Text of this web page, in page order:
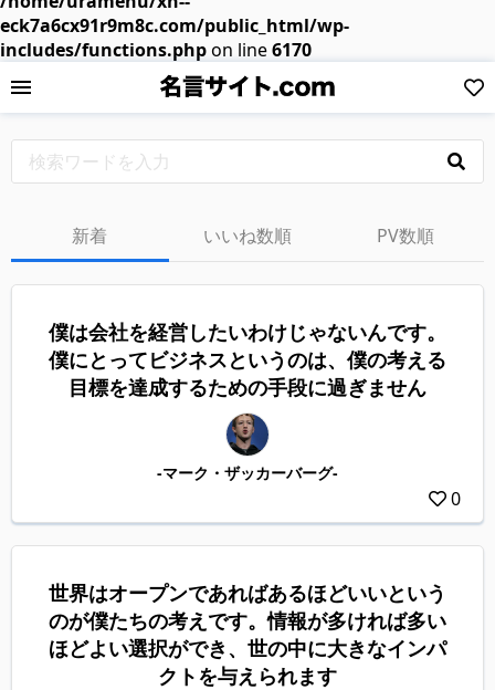
eck7a6cx91r9m8c.com/public_html/wp-
includes/functions.phpon line6170
新着 いいね数順 PV数順
0
僕は会社を経営したいわけじゃないんです。
僕にとってビジネスというのは、僕の考える
目標を達成するための手段に過ぎません
-マーク・ザッカーバーグ-
世界はオープンであればあるほどいいという
のが僕たちの考えです。情報が多ければ多い
ほどよい選択ができ、世の中に大きなインパ
クトを与えられます